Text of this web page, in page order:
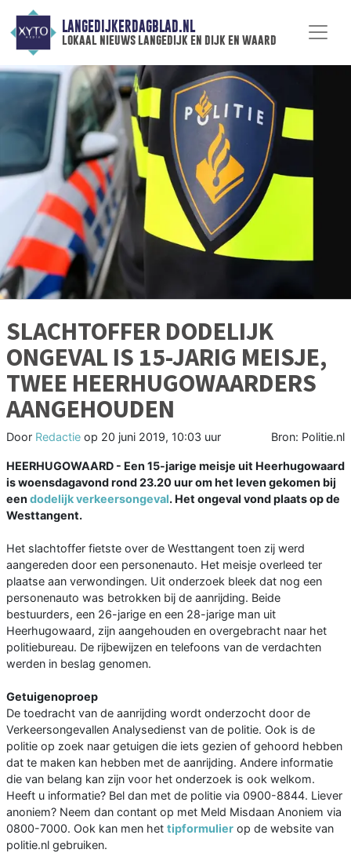
LANGEDIJKERDAGBLAD.NL
lokaal nieuws langedijk en dijk en waard
SLACHTOFFER DODELIJK
ONGEVAL IS 15-JARIG MEISJE,
TWEE HEERHUGOWAARDERS
AANGEHOUDEN
Door Redactie op 20 juni 2019, 10:03 uur Bron: Politie.nl
HEERHUGOWAARD - Een 15-jarige meisje uit Heerhugowaard
is woensdagavond rond 23.20 uur om het leven gekomen bij
een dodelijk verkeersongeval. Het ongeval vond plaats op de
Westtangent.
Het slachtoffer fietste over de Westtangent toen zij werd
aangereden door een personenauto. Het meisje overleed ter
plaatse aan verwondingen. Uit onderzoek bleek dat nog een
personenauto was betrokken bij de aanrijding. Beide
bestuurders, een 26-jarige en een 28-jarige man uit
Heerhugowaard, zijn aangehouden en overgebracht naar het
politiebureau. De rijbewijzen en telefoons van de verdachten
werden in beslag genomen.
Getuigenoproep
De toedracht van de aanrijding wordt onderzocht door de
Verkeersongevallen Analysedienst van de politie. Ook is de
politie op zoek naar getuigen die iets gezien of gehoord hebben
dat te maken kan hebben met de aanrijding. Andere informatie
die van belang kan zijn voor het onderzoek is ook welkom.
Heeft u informatie? Bel dan met de politie via 0900-8844. Liever
anoniem? Neem dan contant op met Meld Misdaan Anoniem via
0800-7000. Ook kan men het tipformulier op de website van
politie.nl gebruiken.